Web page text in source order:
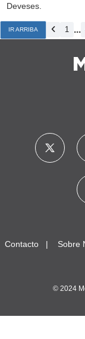
Deveses.
IR ARRIBA 1 ...
Contacto Sobre
© 2024